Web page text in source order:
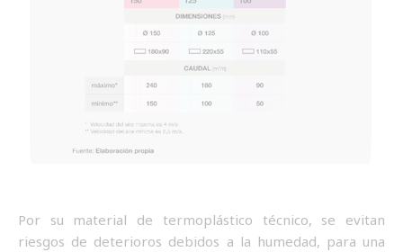
Por su material de termoplástico técnico, se evitan
riesgos de deterioros debidos a la humedad, para una